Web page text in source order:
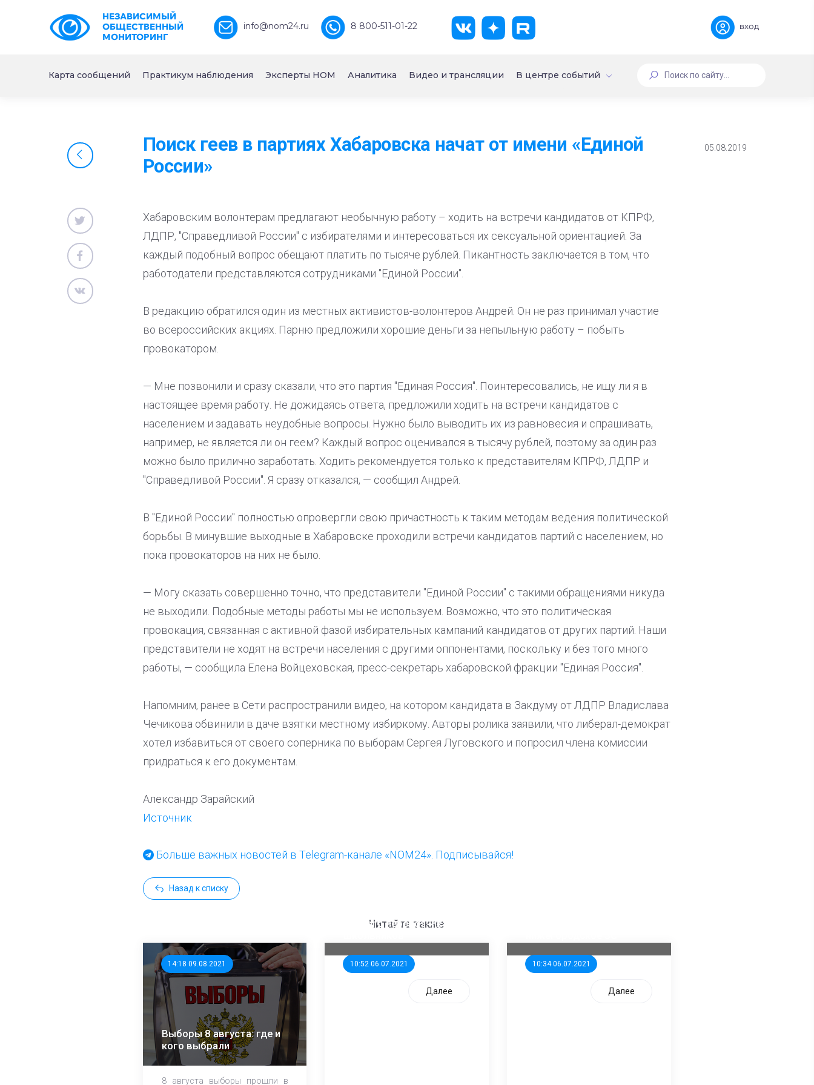
НЕЗАВИСИМЫЙ
ОБЩЕСТВЕННЫЙ
МОНИТОРИНГ
info@nom24.ru 8 800-511-01-22 вход
Карта сообщений Практикум наблюдения Эксперты НОМ Аналитика Видео и трансляции В центре событий
Поиск геев в партиях Хабаровска начат от имени «Единой
России»
05.08.2019
Хабаровским волонтерам предлагают необычную работу – ходить на встречи кандидатов от КПРФ,
ЛДПР, "Справедливой России" с избирателями и интересоваться их сексуальной ориентацией. За
каждый подобный вопрос обещают платить по тысяче рублей. Пикантность заключается в том, что
работодатели представляются сотрудниками "Единой России".
В редакцию обратился один из местных активистов-волонтеров Андрей. Он не раз принимал участие
во всероссийских акциях. Парню предложили хорошие деньги за непыльную работу – побыть
провокатором.
— Мне позвонили и сразу сказали, что это партия "Единая Россия". Поинтересовались, не ищу ли я в
настоящее время работу. Не дожидаясь ответа, предложили ходить на встречи кандидатов с
населением и задавать неудобные вопросы. Нужно было выводить их из равновесия и спрашивать,
например, не является ли он геем? Каждый вопрос оценивался в тысячу рублей, поэтому за один раз
можно было прилично заработать. Ходить рекомендуется только к представителям КПРФ, ЛДПР и
"Справедливой России". Я сразу отказался, — сообщил Андрей.
В "Единой России" полностью опровергли свою причастность к таким методам ведения политической
борьбы. В минувшие выходные в Хабаровске проходили встречи кандидатов партий с населением, но
пока провокаторов на них не было.
— Могу сказать совершенно точно, что представители "Единой России" с такими обращениями никуда
не выходили. Подобные методы работы мы не используем. Возможно, что это политическая
провокация, связанная с активной фазой избирательных кампаний кандидатов от других партий. Наши
представители не ходят на встречи населения с другими оппонентами, поскольку и без того много
работы, — сообщила Елена Войцеховская, пресс-секретарь хабаровской фракции "Единая Россия".
Напомним, ранее в Сети распространили видео, на котором кандидата в Закдуму от ЛДПР Владислава
Чечикова обвинили в даче взятки местному избиркому. Авторы ролика заявили, что либерал-демократ
хотел избавиться от своего соперника по выборам Сергея Луговского и попросил члена комиссии
придраться к его документам.
Александр Зарайский
Источник
Больше важных новостей в Telegram-канале «NOM24». Подписывайся!
Назад к списку
Читайте также
14:18 09.08.2021
Выборы 8 августа: где и
кого выбрали
8 августа выборы прошли в
10:52 06.07.2021
единого перевозчика для
Далее
10:34 06.07.2021
Далее